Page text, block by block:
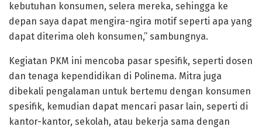
kebutuhan konsumen, selera mereka, sehingga ke
depan saya dapat mengira-ngira motif seperti apa yang
dapat diterima oleh konsumen,” sambungnya.
Kegiatan PKM ini mencoba pasar spesifik, seperti dosen
dan tenaga kependidikan di Polinema. Mitra juga
dibekali pengalaman untuk bertemu dengan konsumen
spesifik, kemudian dapat mencari pasar lain, seperti di
kantor-kantor, sekolah, atau bekerja sama dengan